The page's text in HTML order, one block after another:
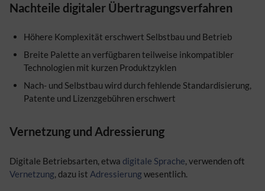
Nachteile digitaler Übertragungsverfahren
Höhere Komplexität erschwert Selbstbau und Betrieb
Breite Palette an verfügbaren teilweise inkompatibler
Technologien mit kurzen Produktzyklen
Nach- und Selbstbau wird durch fehlende Standardisierung,
Patente und Lizenzgebühren erschwert
Vernetzung und Adressierung
Digitale Betriebsarten, etwa digitale Sprache, verwenden oft
Vernetzung, dazu ist Adressierungwesentlich.